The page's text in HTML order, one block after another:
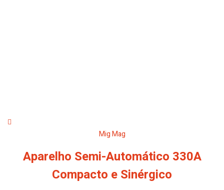
Mig Mag
Aparelho Semi-Automático 330A
Compacto e Sinérgico